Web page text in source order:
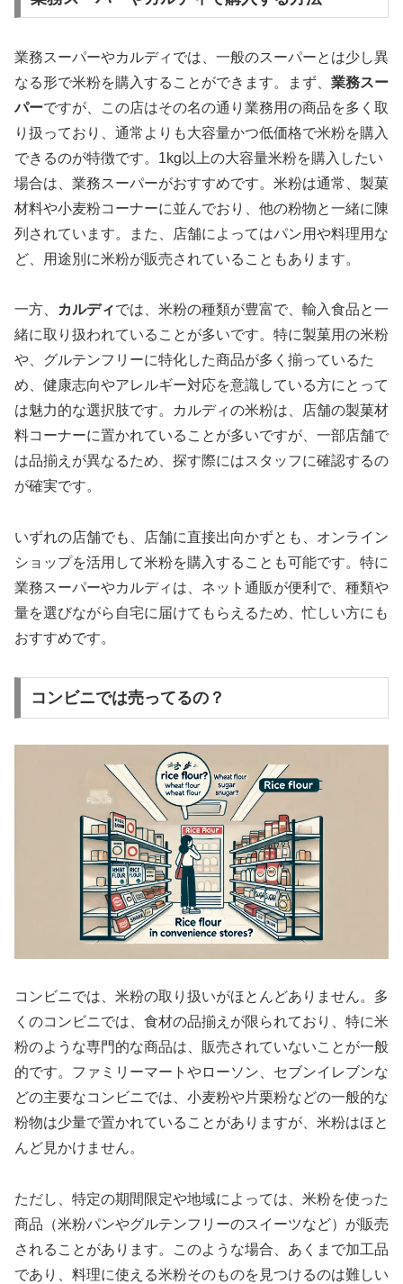
業務スーパーやカルディでは、一般のスーパーとは少し異
なる形で米粉を購入することができます。まず、 業務スー
パーですが、この店はその名の通り業務用の商品を多く取
り扱っており、通常よりも大容量かつ低価格で米粉を購入
できるのが特徴です。1kg以上の大容量米粉を購入したい
場合は、業務スーパーがおすすめです。米粉は通常、製菓
材料や小麦粉コーナーに並んでおり、他の粉物と一緒に陳
列されています。また、店舗によってはパン用や料理用な
ど、用途別に米粉が販売されていることもあります。
一方、 カルディでは、米粉の種類が豊富で、輸入食品と一
緒に取り扱われていることが多いです。特に製菓用の米粉
や、グルテンフリーに特化した商品が多く揃っているた
め、健康志向やアレルギー対応を意識している方にとって
は魅力的な選択肢です。カルディの米粉は、店舗の製菓材
料コーナーに置かれていることが多いですが、一部店舗で
は品揃えが異なるため、探す際にはスタッフに確認するの
が確実です。
いずれの店舗でも、店舗に直接出向かずとも、オンライン
ショップを活用して米粉を購入することも可能です。特に
業務スーパーやカルディは、ネット通販が便利で、種類や
量を選びながら自宅に届けてもらえるため、忙しい方にも
おすすめです。
コンビニでは売ってるの？
コンビニでは、米粉の取り扱いがほとんどありません。多
くのコンビニでは、食材の品揃えが限られており、特に米
粉のような専門的な商品は、販売されていないことが一般
的です。ファミリーマートやローソン、セブンイレブンな
どの主要なコンビニでは、小麦粉や片栗粉などの一般的な
粉物は少量で置かれていることがありますが、米粉はほと
んど見かけません。
ただし、特定の期間限定や地域によっては、米粉を使った
商品（米粉パンやグルテンフリーのスイーツなど）が販売
されることがあります。このような場合、あくまで加工品
であり、料理に使える米粉そのものを見つけるのは難しい